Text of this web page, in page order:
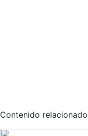
Contenido relacionado